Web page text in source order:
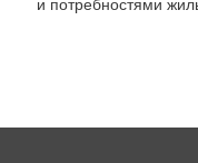
и потребностями